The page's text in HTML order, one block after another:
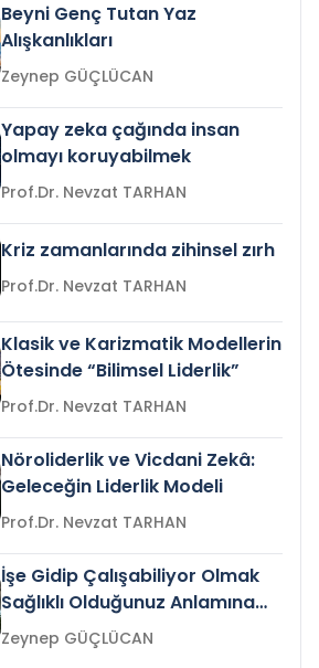
Beyni Genç Tutan Yaz
Alışkanlıkları
Zeynep GÜÇLÜCAN
Yapay zeka çağında insan
olmayı koruyabilmek
Prof.Dr. Nevzat TARHAN
Kriz zamanlarında zihinsel zırh
Prof.Dr. Nevzat TARHAN
Klasik ve Karizmatik Modellerin
Ötesinde “Bilimsel Liderlik”
Prof.Dr. Nevzat TARHAN
Nöroliderlik ve Vicdani Zekâ:
Geleceğin Liderlik Modeli
Prof.Dr. Nevzat TARHAN
İşe Gidip Çalışabiliyor Olmak
Sağlıklı Olduğunuz Anlamına
Gelir mi?Zeynep GÜÇLÜCAN